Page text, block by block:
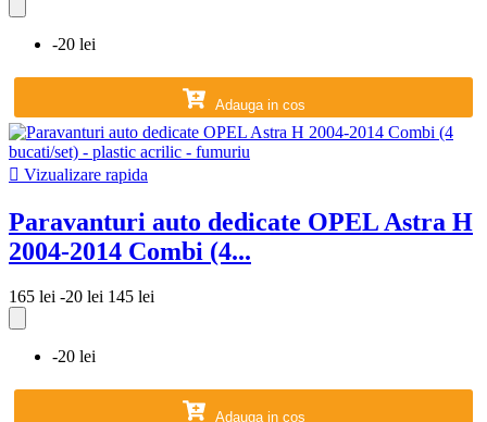
-20 lei
Adauga in cos
 Vizualizare rapida
Paravanturi auto dedicate OPEL Astra H
2004-2014 Combi (4...
165 lei -20 lei 145 lei
-20 lei
Adauga in cos